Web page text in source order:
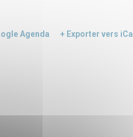
Agenda + Exporter vers iCal